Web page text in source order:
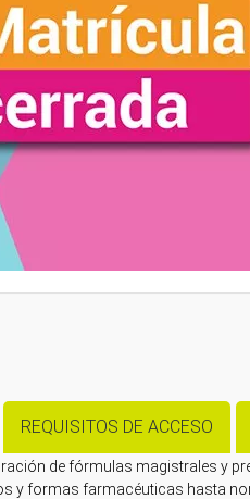
REQUISITOS DE ACCESO
de fórmulas magistrales y
y formas farmacéuticas hasta